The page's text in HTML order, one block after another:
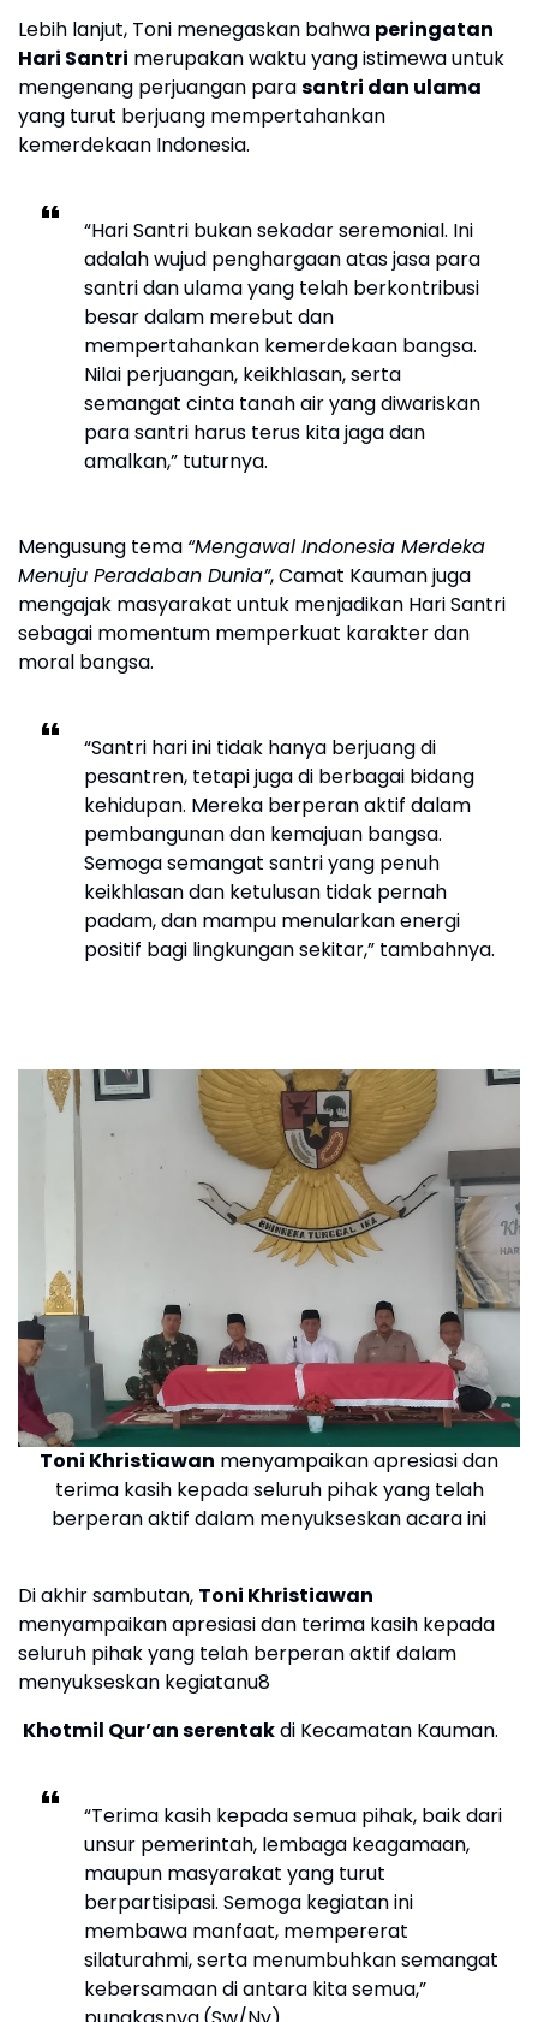
Lebih lanjut, Toni menegaskan bahwa peringatan
Hari Santri merupakan waktu yang istimewa untuk
mengenang perjuangan parasantri dan ulama
yang turut berjuang mempertahankan
kemerdekaan Indonesia.
“Hari Santri bukan sekadar seremonial. Ini
adalah wujud penghargaan atas jasa para
santri dan ulama yang telah berkontribusi
besar dalam merebut dan
mempertahankan kemerdekaan bangsa.
Nilai perjuangan, keikhlasan, serta
semangat cinta tanah air yang diwariskan
para santri harus terus kita jaga dan
amalkan,” tuturnya.
Mengusung tema “Mengawal Indonesia Merdeka
Menuju Peradaban Dunia”, Camat Kauman juga
mengajak masyarakat untuk menjadikan Hari Santri
sebagai momentum memperkuat karakter dan
moral bangsa.
“Santri hari ini tidak hanya berjuang di
pesantren, tetapi juga di berbagai bidang
kehidupan. Mereka berperan aktif dalam
pembangunan dan kemajuan bangsa.
Semoga semangat santri yang penuh
keikhlasan dan ketulusan tidak pernah
padam, dan mampu menularkan energi
positif bagi lingkungan sekitar,” tambahnya.
Toni Khristiawan menyampaikan apresiasi dan
terima kasih kepada seluruh pihak yang telah
berperan aktif dalam menyukseskan acara ini
Di akhir sambutan, Toni Khristiawan
menyampaikan apresiasi dan terima kasih kepada
seluruh pihak yang telah berperan aktif dalam
menyukseskan kegiatanu8
Khotmil Qur’an serentakdi Kecamatan Kauman.
“Terima kasih kepada semua pihak, baik dari
unsur pemerintah, lembaga keagamaan,
maupun masyarakat yang turut
berpartisipasi. Semoga kegiatan ini
membawa manfaat, mempererat
silaturahmi, serta menumbuhkan semangat
kebersamaan di antara kita semua,”